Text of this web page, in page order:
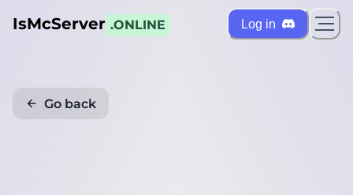
IsMcServer .ONLINE Log in
Go back